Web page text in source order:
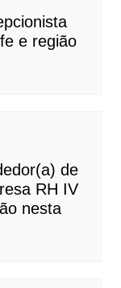
e região
de
RH IV
nesta